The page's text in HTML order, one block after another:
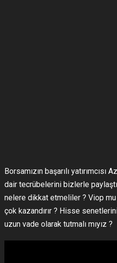
Borsamızın başarılı
dair tecrübelerini bizlerle
nelere dikkat etmeliler ? Viop
çok kazandırır ? Hisse
uzun vade olarak tutmalı mıyız ?